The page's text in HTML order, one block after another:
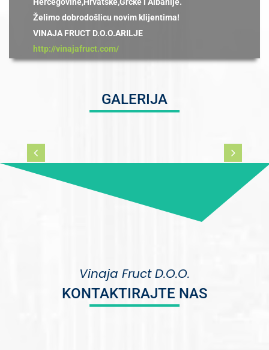
Želimo dobrodošlicu novim klijentima!
VINAJA FRUCT D.O.O.ARILJE
http://vinajafruct.com/
GALERIJA
Vinaja Fruct D.O.O.
KONTAKTIRAJTE NAS